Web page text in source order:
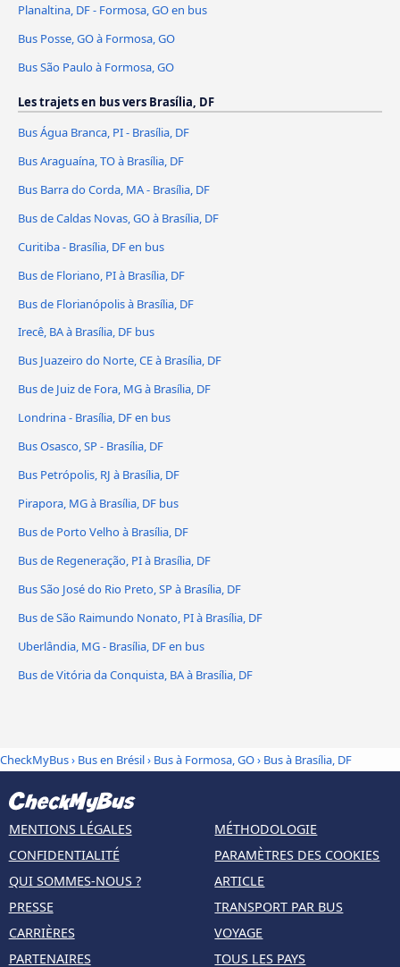
Planaltina, DF - Formosa, GO en bus
Bus Posse, GO à Formosa, GO
Bus São Paulo à Formosa, GO
Les trajets en bus vers Brasília, DF
Bus Água Branca, PI - Brasília, DF
Bus Araguaína, TO à Brasília, DF
Bus Barra do Corda, MA - Brasília, DF
Bus de Caldas Novas, GO à Brasília, DF
Curitiba - Brasília, DF en bus
Bus de Floriano, PI à Brasília, DF
Bus de Florianópolis à Brasília, DF
Irecê, BA à Brasília, DF bus
Bus Juazeiro do Norte, CE à Brasília, DF
Bus de Juiz de Fora, MG à Brasília, DF
Londrina - Brasília, DF en bus
Bus Osasco, SP - Brasília, DF
Bus Petrópolis, RJ à Brasília, DF
Pirapora, MG à Brasília, DF bus
Bus de Porto Velho à Brasília, DF
Bus de Regeneração, PI à Brasília, DF
Bus São José do Rio Preto, SP à Brasília, DF
Bus de São Raimundo Nonato, PI à Brasília, DF
Uberlândia, MG - Brasília, DF en bus
Bus de Vitória da Conquista, BA à Brasília, DF
CheckMyBus› Bus en Brésil› Bus à Formosa, GO› Bus à Brasília, DF
MENTIONS LÉGALES
CONFIDENTIALITÉ
QUI SOMMES-NOUS ?
PRESSE
CARRIÈRES
PARTENAIRES
MÉTHODOLOGIE
PARAMÈTRES DES COOKIES
ARTICLE
TRANSPORT PAR BUS
VOYAGE
TOUS LES PAYS